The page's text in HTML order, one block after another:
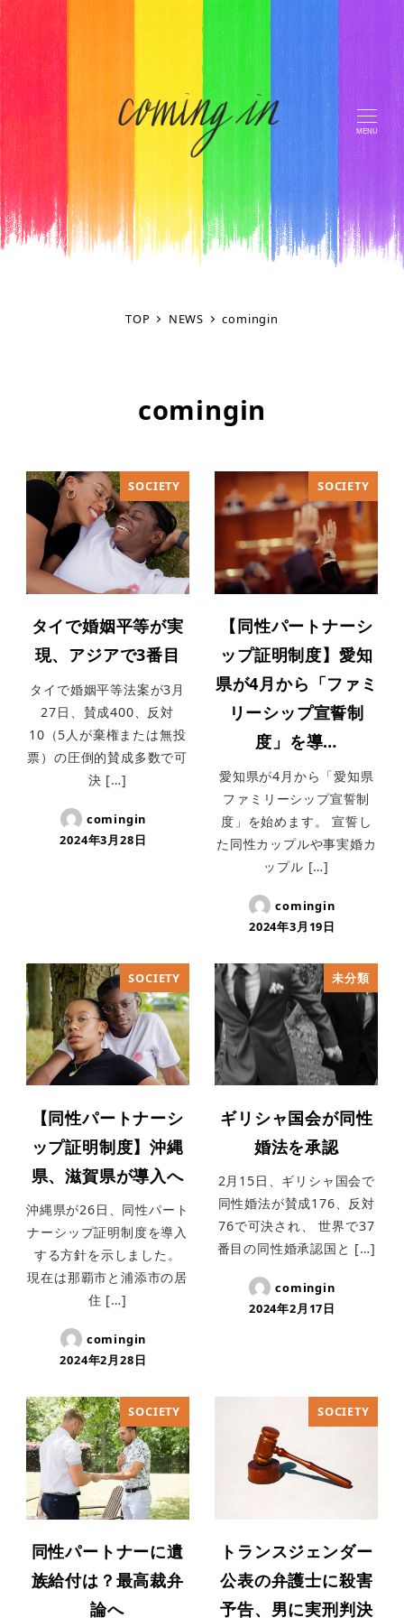
MENU
TOP NEWS comingin
comingin
SOCIETY
タイで婚姻平等が実
現、アジアで3番目
タイで婚姻平等法案が3月
27日、賛成400、反対
10（5人が棄権または無投
票）の圧倒的賛成多数で可
決 […]
comingin
2024年3月28日
SOCIETY
【同性パートナーシ
ップ証明制度】愛知
県が4月から「ファミ
リーシップ宣誓制
度」を導…
愛知県が4月から「愛知県
ファミリーシップ宣誓制
度」を始めます。 宣誓し
た同性カップルや事実婚カ
ップル […]
comingin
2024年3月19日
SOCIETY
【同性パートナーシ
ップ証明制度】沖縄
県、滋賀県が導入へ
沖縄県が26日、同性パート
ナーシップ証明制度を導入
する方針を示しました。
現在は那覇市と浦添市の居
住 […]
comingin
2024年2月28日
未分類
ギリシャ国会が同性
婚法を承認
2月15日、ギリシャ国会で
同性婚法が賛成176、反対
76で可決され、 世界で37
番目の同性婚承認国と […]
comingin
2024年2月17日
SOCIETY
同性パートナーに遺
族給付は？最高裁弁
論へ
SOCIETY
トランスジェンダー
公表の弁護士に殺害
予告、男に実刑判決